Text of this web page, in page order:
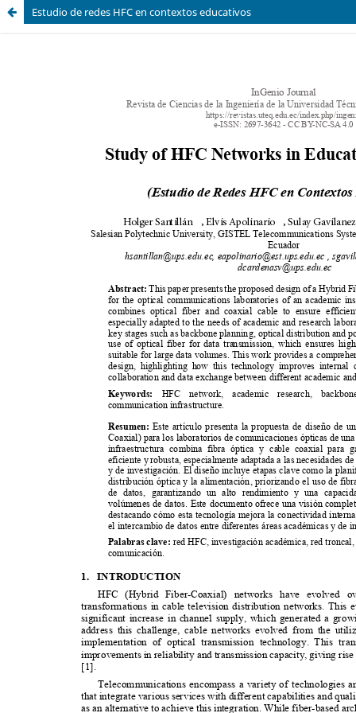
Estudio de redes HFC en contextos educativos